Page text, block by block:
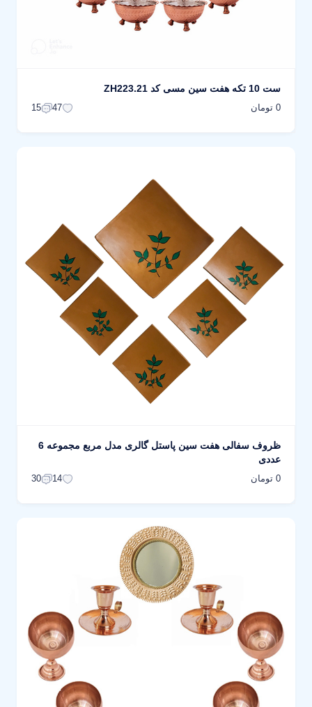
ست 10 تکه هفت سین مسی کد ZH223.21
0 تومان 47
15
ظروف سفالی هفت سین پاستل گالری مدل مربع مجموعه 6
عددی
0 تومان 14
30